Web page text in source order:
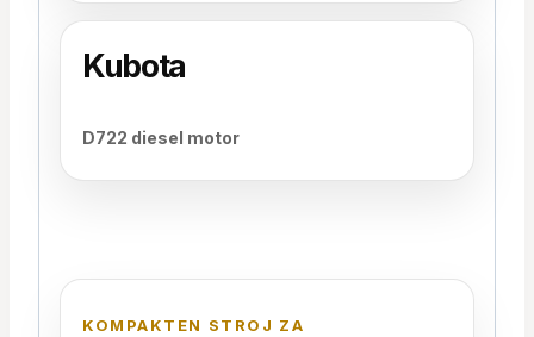
Kubota
D722 diesel motor
KOMPAKTEN STROJ ZA